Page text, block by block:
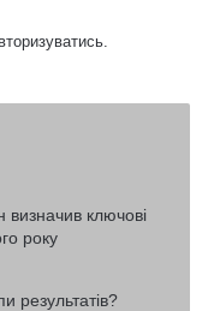
.
визначив ключові
року
результатів?